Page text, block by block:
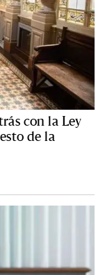
con la Ley
de la